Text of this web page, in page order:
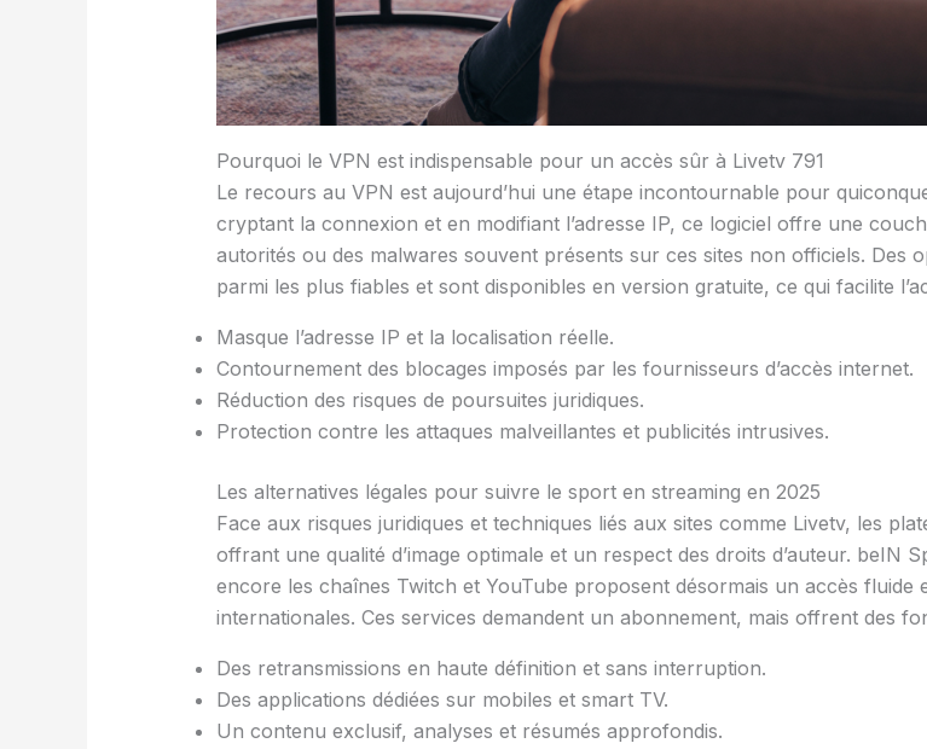
Pourquoi le VPN est indispensable pour un accès sûr à Livetv 791
Le recours au VPN est aujourd’hui une étape incontournable pour
cryptant la connexion et en modifiant l’adresse IP, ce logiciel offre une
autorités ou des malwares souvent présents sur ces sites non officiels. Des
parmi les plus fiables et sont disponibles en version gratuite, ce qui facilite
Masque l’adresse IP et la localisation réelle.
Contournement des blocages imposés par les fournisseurs d’accès internet.
Réduction des risques de poursuites juridiques.
Protection contre les attaques malveillantes et publicités intrusives.
Les alternatives légales pour suivre le sport en streaming en 2025
Face aux risques juridiques et techniques liés aux sites comme Livetv, les
offrant une qualité d’image optimale et un respect des droits d’auteur. beIN
encore les chaînes Twitch et YouTube proposent désormais un accès fluide
internationales. Ces services demandent un abonnement, mais offrent des
Des retransmissions en haute définition et sans interruption.
Des applications dédiées sur mobiles et smart TV.
Un contenu exclusif, analyses et résumés approfondis.